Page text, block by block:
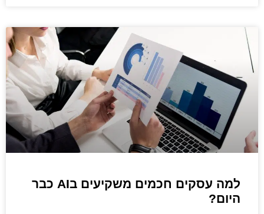
למה עסקים חכמים משקיעים בAI כבר
היום?